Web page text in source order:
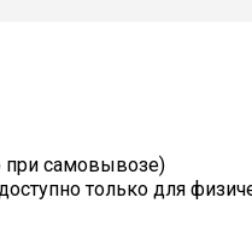
при самовывозе)
только для